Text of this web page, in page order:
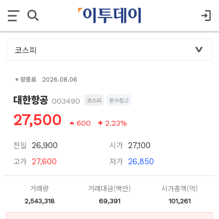
장종료 2026.08.06
대한항공 003490 코스피 운수창고
27,500 600 2.23%
전일 26,900
고가 27,600
시가 27,100
저가 26,850
거래량
2,543,318
거래대금(백만)
69,391
시가총액(억)
101,261